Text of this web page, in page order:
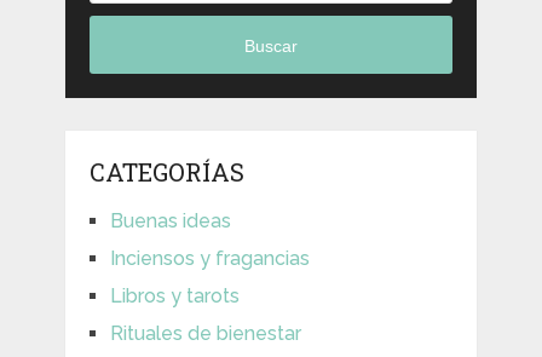
Buscar
CATEGORÍAS
Buenas ideas
Inciensos y fragancias
Libros y tarots
Rituales de bienestar